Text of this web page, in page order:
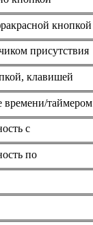
кнопкой
присутствия
клавишей
времени/таймером
с
по